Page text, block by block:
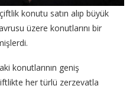
konutu satın alıp büyük
üzere konutlarını bir
konutlarının geniş
her türlü zerzevatla